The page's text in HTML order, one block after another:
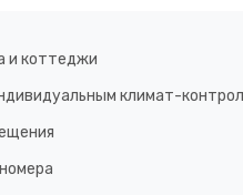
и коттеджи
климат-